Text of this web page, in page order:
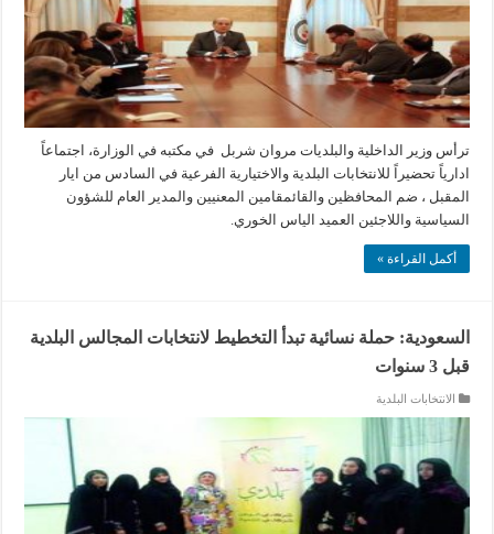
ترأس وزير الداخلية والبلديات مروان شربل في مكتبه في الوزارة، اجتماعاً
ادارياً تحضيراً للانتخابات البلدية والاختيارية الفرعية في السادس من ايار
المقبل ، ضم المحافظين والقائمقامين المعنيين والمدير العام للشؤون
السياسية واللاجئين العميد الياس الخوري.
أكمل القراءة »
السعودية: حملة نسائية تبدأ التخطيط لانتخابات المجالس البلدية
قبل 3 سنوات
الانتخابات البلدية